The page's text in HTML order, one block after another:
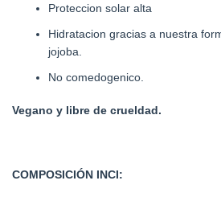
Proteccion solar alta
Hidratacion gracias a nuestra
jojoba.
No comedogenico.
Vegano y libre de crueldad.
COMPOSICIÓN INCI: